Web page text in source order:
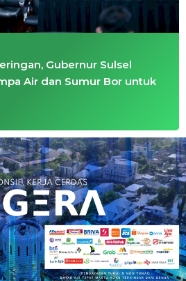
Gubernur Sulsel
Air dan Sumur Bor untuk